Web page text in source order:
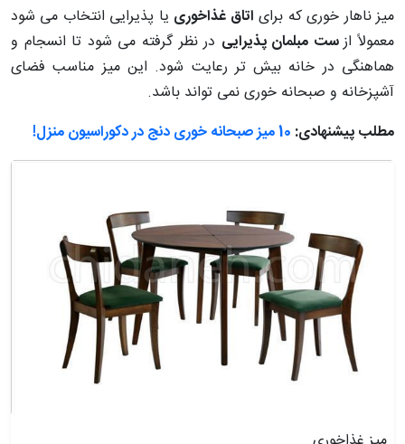
میز ناهار خوری که برای اتاق غذاخوری یا پذیرایی انتخاب می شود
معمولاً ازست مبلمان پذیرایی در نظر گرفته می شود تا انسجام و
هماهنگی در خانه بیش تر رعایت شود. این میز مناسب فضای
آشپزخانه و صبحانه خوری نمی تواند باشد.
مطلب پیشنهادی: 10 میز صبحانه خوری دنج در دکوراسیون منزل!